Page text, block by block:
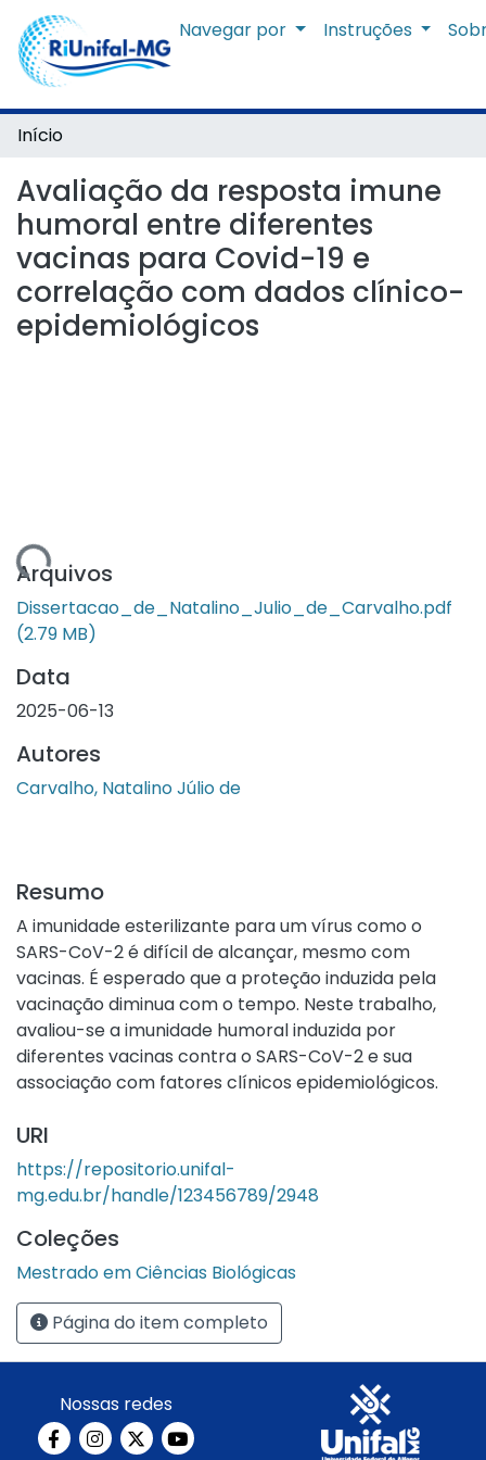
Navegar por Instruções
Início
Avaliação da resposta imune
humoral entre diferentes
vacinas para Covid-19 e
correlação com dados clínico-
epidemiológicos
Arquivos
Dissertacao_de_Natalino_Julio_de_Carvalho.pdf
(2.79 MB)
Data
2025-06-13
Autores
Carvalho, Natalino Júlio de
Resumo
A imunidade esterilizante para um vírus como o
SARS-CoV-2 é difícil de alcançar, mesmo com
vacinas. É esperado que a proteção induzida pela
vacinação diminua com o tempo. Neste trabalho,
avaliou-se a imunidade humoral induzida por
diferentes vacinas contra o SARS-CoV-2 e sua
associação com fatores clínicos epidemiológicos.
teste de ELISA indireto, para detecção de anticorpos
contra as proteínas S e N do SARS-CoV-2 e
anticorpos neutralizantes por teste rápido
fluorescente presentes no soro coletado de 77
participantes. Por meio de um questionário
estruturado, foram obtidas informações acerca da
idade, gênero, testagem, infecção prévia ao
momento da coleta, vacinação (tipo de vacina e
regime vacinal) e efeitos adversos. Os resultados
mostraram que a média de idade dos participantes
foi de 41,62 anos +/- 11,701. Em relação ao gênero, 54
(70,1%) eram mulheres. As plataformas de vacinas
utilizadas pelos 77 participantes foram vírus de
URI
https://repositorio.unifal-
mg.edu.br/handle/123456789/2948
Coleções
Mestrado em Ciências Biológicas
Página do item completo
Nossas redes